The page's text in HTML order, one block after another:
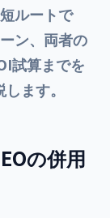
ルートで
ン、両者の
試算までを
ます。
の併用